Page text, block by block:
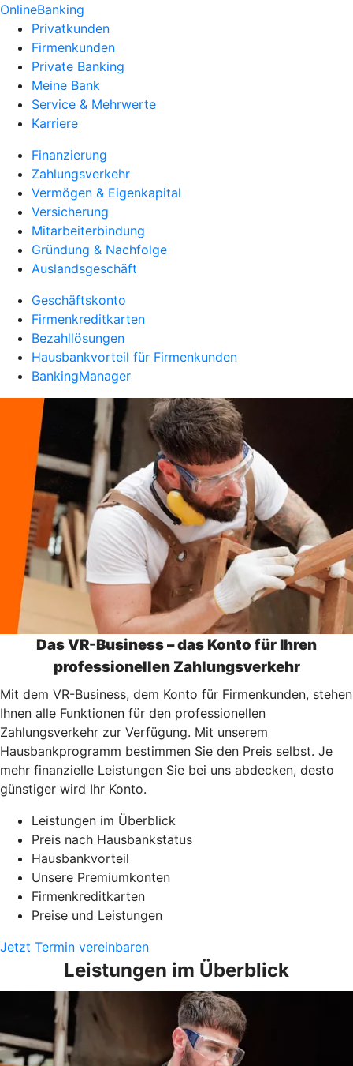
OnlineBanking
Privatkunden
Firmenkunden
Private Banking
Meine Bank
Service & Mehrwerte
Karriere
Finanzierung
Zahlungsverkehr
Vermögen & Eigenkapital
Versicherung
Mitarbeiterbindung
Gründung & Nachfolge
Auslandsgeschäft
Geschäftskonto
Firmenkreditkarten
Bezahllösungen
Hausbankvorteil für Firmenkunden
BankingManager
Das VR-Business – das Konto für Ihren
professionellen Zahlungsverkehr
Mit dem VR-Business, dem Konto für Firmenkunden, stehen
Ihnen alle Funktionen für den professionellen
Zahlungsverkehr zur Verfügung. Mit unserem
Hausbankprogramm bestimmen Sie den Preis selbst. Je
mehr finanzielle Leistungen Sie bei uns abdecken, desto
günstiger wird Ihr Konto.
Leistungen im Überblick
Preis nach Hausbankstatus
Hausbankvorteil
Unsere Premiumkonten
Firmenkreditkarten
Preise und Leistungen
Jetzt Termin vereinbaren
Leistungen im Überblick